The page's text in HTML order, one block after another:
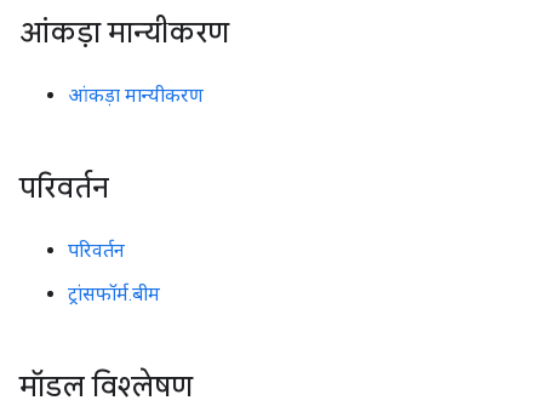
आंकड़ा मान्यीकरण
आंकड़ा मान्यीकरण
परिवर्तन
परिवर्तन
ट्रांसफॉर्म.बीम
मॉडल विश्लेषण